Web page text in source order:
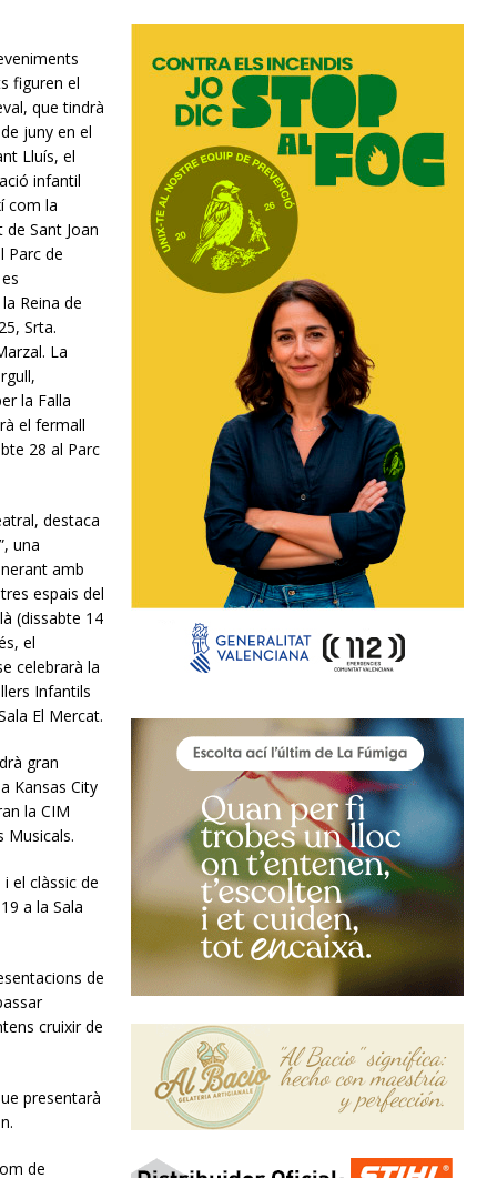
figuren el
que tindrà
juny en el
Lluís, el
infantil
com la
Sant Joan
Parc de
Reina de
Srta.
La
la Falla
el fermall
28 al Parc
destaca
una
amb
espais del
(dissabte 14
el
celebrarà la
Infantils
El Mercat.
gran
Kansas City
la CIM
Musicals.
el clàssic de
a la Sala
de
cruixir de
presentarà
de